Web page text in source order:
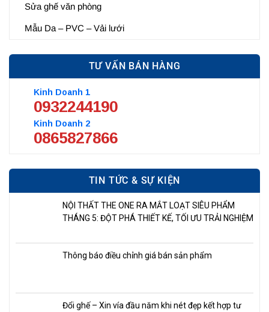
Sửa ghế văn phòng
Mẫu Da – PVC – Vải lưới
TƯ VẤN BÁN HÀNG
Kinh Doanh 1
0932244190
Kinh Doanh 2
0865827866
TIN TỨC & SỰ KIỆN
NỘI THẤT THE ONE RA MẮT LOẠT SIÊU PHẨM
THÁNG 5: ĐỘT PHÁ THIẾT KẾ, TỐI ƯU TRẢI NGHIỆM
Thông báo điều chỉnh giá bán sản phẩm
Đổi ghế – Xin vía đầu năm khi nét đẹp kết hợp tư